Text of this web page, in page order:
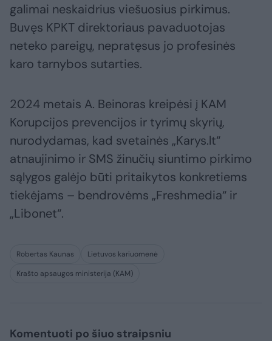
galimai neskaidrius viešuosius pirkimus.
Buvęs KPKT direktoriaus pavaduotojas
neteko pareigų, nepratęsus jo profesinės
karo tarnybos sutarties.
2024 metais A. Beinoras kreipėsi į KAM
Korupcijos prevencijos ir tyrimų skyrių,
nurodydamas, kad svetainės „Karys.lt“
atnaujinimo ir SMS žinučių siuntimo pirkimo
sąlygos galėjo būti pritaikytos konkretiems
tiekėjams – bendrovėms „Freshmedia“ ir
„Libonet“.
Robertas Kaunas
Lietuvos kariuomenė
Krašto apsaugos ministerija (KAM)
Komentuoti po šiuo straipsniu